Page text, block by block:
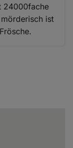
24000fache
ist